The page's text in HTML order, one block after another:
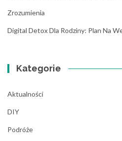
Zrozumienia
Digital Detox Dla Rodziny: Plan Na
Kategorie
Aktualności
DIY
Podróże